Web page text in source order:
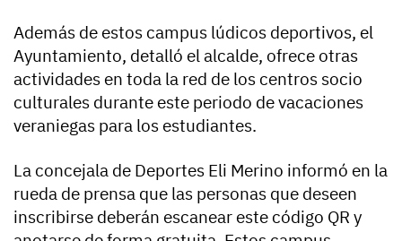
Además de estos campus lúdicos deportivos, el
Ayuntamiento, detalló el alcalde, ofrece otras
actividades en toda la red de los centros socio
culturales durante este periodo de vacaciones
veraniegas para los estudiantes.
La concejala de Deportes Eli Merino informó en la
rueda de prensa que las personas que deseen
inscribirse deberán escanear este código QR y